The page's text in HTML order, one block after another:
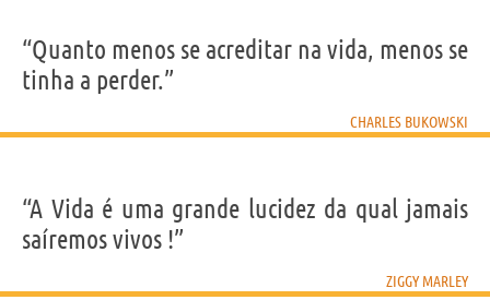
“Quanto menos se acreditar na vida, menos se
tinha a perder.”
CHARLES BUKOWSKI
“A Vida é uma grande lucidez da qual jamais
saíremos vivos !”
ZIGGY MARLEY